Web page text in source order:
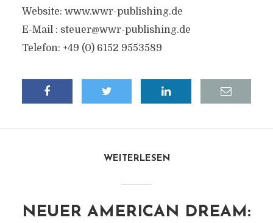
Website: www.wwr-publishing.de
E-Mail : steuer@wwr-publishing.de
Telefon: +49 (0) 6152 9553589
WEITERLESEN
NEUER AMERICAN DREAM: